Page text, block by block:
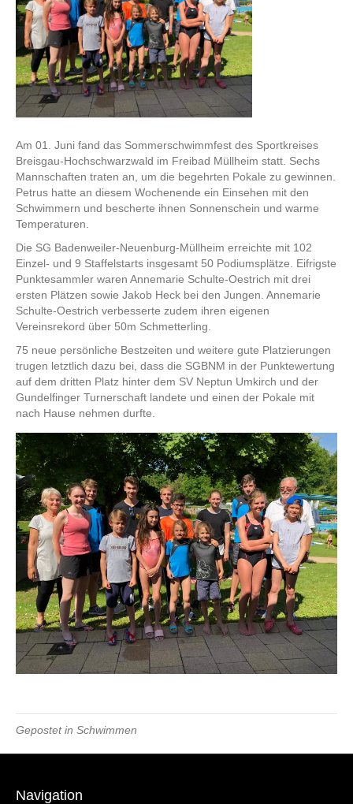
Am 01. Juni fand das Sommerschwimmfest des Sportkreises
Breisgau-Hochschwarzwald im Freibad Müllheim statt. Sechs
Mannschaften traten an, um die begehrten Pokale zu gewinnen.
Petrus hatte an diesem Wochenende ein Einsehen mit den
Schwimmern und bescherte ihnen Sonnenschein und warme
Temperaturen.
Die SG Badenweiler-Neuenburg-Müllheim erreichte mit 102
Einzel- und 9 Staffelstarts insgesamt 50 Podiumsplätze. Eifrigste
Punktesammler waren Annemarie Schulte-Oestrich mit drei
ersten Plätzen sowie Jakob Heck bei den Jungen. Annemarie
Schulte-Oestrich verbesserte zudem ihren eigenen
Vereinsrekord über 50m Schmetterling.
75 neue persönliche Bestzeiten und weitere gute Platzierungen
trugen letztlich dazu bei, dass die SGBNM in der Punktewertung
auf dem dritten Platz hinter dem SV Neptun Umkirch und der
Gundelfinger Turnerschaft landete und einen der Pokale mit
nach Hause nehmen durfte.
Gepostet in Schwimmen
Navigation